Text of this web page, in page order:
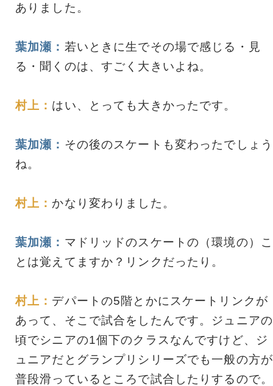
ありました。
葉加瀬： 若いときに生でその場で感じる・見
る・聞くのは、すごく大きいよね。
村上： はい、とっても大きかったです。
葉加瀬： その後のスケートも変わったでしょう
ね。
村上： かなり変わりました。
葉加瀬： マドリッドのスケートの（環境の）こ
とは覚えてますか？リンクだったり。
村上： デパートの5階とかにスケートリンクが
あって、そこで試合をしたんです。ジュニアの
頃でシニアの1個下のクラスなんですけど、ジ
ュニアだとグランプリシリーズでも一般の方が
普段滑っているところで試合したりするので。